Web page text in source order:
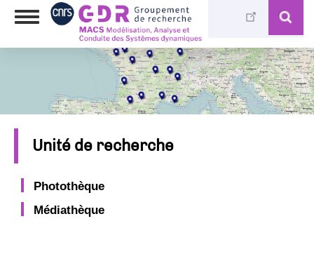
Aller
Toggle
Unité de recherche
Photothèque
Médiathèque